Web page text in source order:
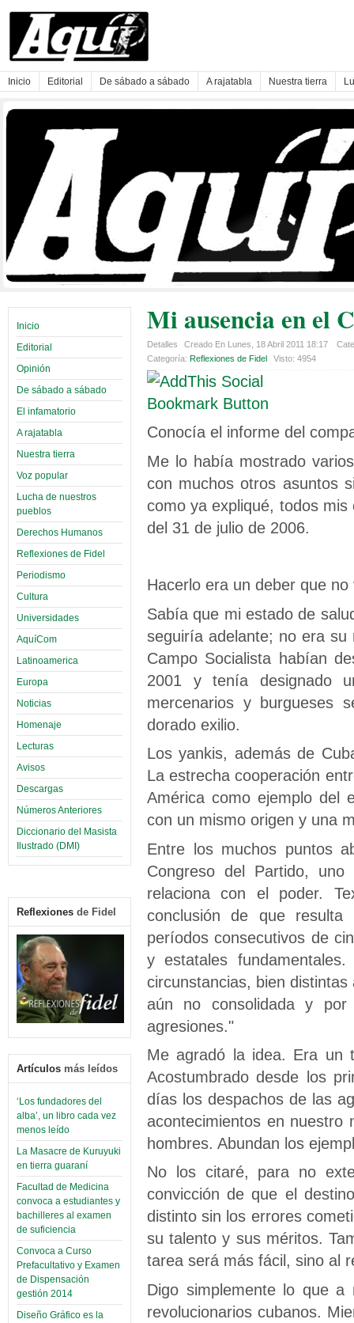
Inicio Editorial De sábado a sábado A rajatabla Nuestra tierra
Inicio
Editorial
Opinión
De sábado a sábado
El infamatorio
A rajatabla
Nuestra tierra
Voz popular
Lucha de nuestros
pueblos
Derechos Humanos
Reflexiones de Fidel
Periodismo
Cultura
Universidades
AquíCom
Latinoamerica
Europa
Noticias
Homenaje
Lecturas
Avisos
Descargas
Números Anteriores
Diccionario del Masista
Ilustrado (DMI)
Reflexiones de Fidel
Artículos más leídos
‘Los fundadores del
alba’, un libro cada vez
menos leído
La Masacre de Kuruyuki
en tierra guaraní
Facultad de Medicina
convoca a estudiantes y
bachilleres al examen
de suficiencia
Convoca a Curso
Prefacultativo y Examen
de Dispensación
gestión 2014
Diseño Gráfico es la
Mi ausencia en el
Detalles Creado En Lunes, 18 Abril 2011 18:17
Categoría: Reflexiones de Fidel Visto: 4954
Conocía el informe del
Me lo había mostrado
con muchos otros asuntos
como ya expliqué, todos
del 31 de julio de 2006.
Hacerlo era un deber que
Sabía que mi estado de
seguiría adelante; no era
Campo Socialista habían
2001 y tenía designado
mercenarios y burgueses
dorado exilio.
Los yankis, además de
La estrecha cooperación
América como ejemplo del
con un mismo origen y una
Entre los muchos puntos
Congreso del Partido,
relaciona con el poder.
conclusión de que
períodos consecutivos de
y estatales
circunstancias, bien
aún no consolidada y por
agresiones."
Me agradó la idea. Era un
Acostumbrado desde los
días los despachos de las
acontecimientos en
hombres. Abundan los
No los citaré, para no
convicción de que el
distinto sin los errores
su talento y sus méritos.
tarea será más fácil, sino al
Digo simplemente lo que
revolucionarios cubanos.